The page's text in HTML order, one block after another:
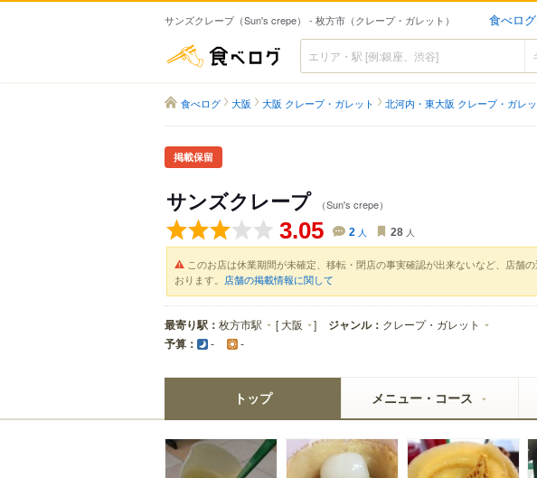
サンズクレープ（Sun's crepe） - 枚方市（クレープ・ガレット） 食べロ
食べログ
食べログ 大阪 大阪 クレープ・ガレット 北河内・東大阪 クレープ・ガレ
掲載保留
サンズクレープ （Sun's crepe）
3.05 2 人 28 人
このお店は休業期間が未確定、移転・閉店の事実確認が出来ないなど、店舗
おります。 店舗の掲載情報に関して
最寄り駅： 枚方市駅 [ 大阪 ] ジャンル： クレープ・ガレット
予算： - -
トップ メニュー・コース